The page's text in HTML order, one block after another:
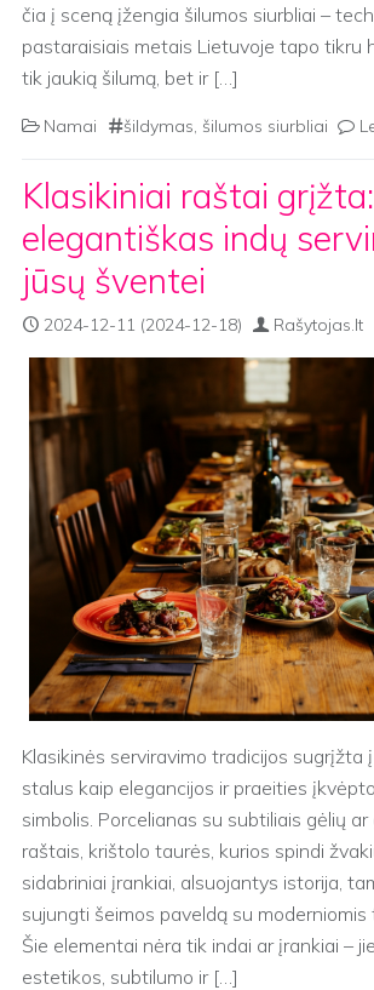
čia į sceną įžengia šilumos siurbliai –
pastaraisiais metais Lietuvoje tapo tikru
tik jaukią šilumą, bet ir […]
Namai šildymas, šilumos siurbliai
Klasikiniai raštai grįžta:
elegantiškas indų
jūsų šventei
2024-12-11 (2024-12-18) Rašytojas.lt
Klasikinės serviravimo tradicijos sugrįžta
stalus kaip elegancijos ir praeities
simbolis. Porcelianas su subtiliais gėlių
raštais, krištolo taurės, kurios spindi
sidabriniai įrankiai, alsuojantys istorija,
sujungti šeimos paveldą su moderniomis
Šie elementai nėra tik indai ar įrankiai –
estetikos, subtilumo ir […]